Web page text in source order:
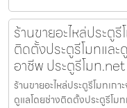
ร้านขายอะไหล่ประตู
ติดตั้งประตูรีโมทแล
อาชีพ ประตูรีโมท.net
ร้านขายอะไหล่ประตูรีโมทเ
ดูแลโดยช่างติดตั้งประตูรีโม